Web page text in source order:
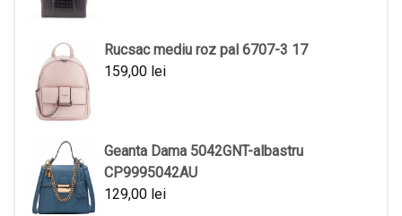
Rucsac mediu roz pal 6707-3 17
159,00 lei
Geanta Dama 5042GNT-albastru
CP9995042AU
129,00 lei